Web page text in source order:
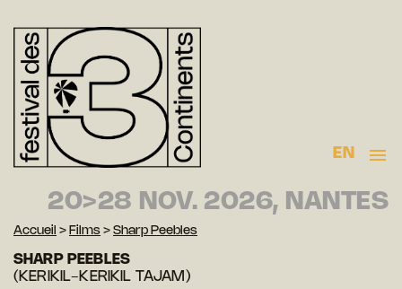
EN
20>28 NOV. 2026, NANTES
Accueil > Films > Sharp Peebles
SHARP PEEBLES
(KERIKIL-KERIKIL TAJAM)